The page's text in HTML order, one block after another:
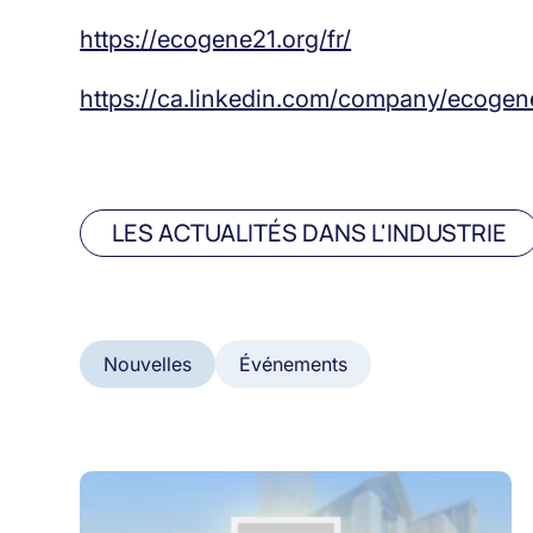
https://ecogene21.org/fr/
https://ca.linkedin.com/company/
LES ACTUALITÉS DANS L'INDUSTRIE
Nouvelles Événements